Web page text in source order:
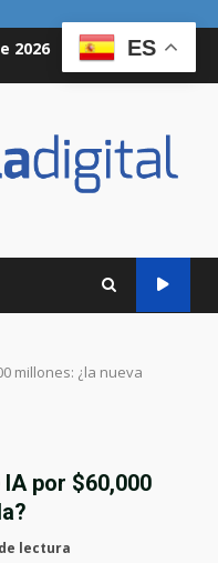
2026
millones: ¿la nueva
por $60,000
lectura
ES